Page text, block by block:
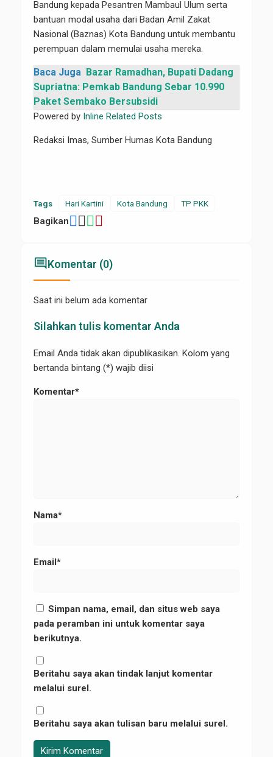
Bandung kepada Pesantren Mambaul Ulum serta
bantuan modal usaha dari Badan Amil Zakat
Nasional (Baznas) Kota Bandung untuk membantu
perempuan dalam memulai usaha mereka.
Baca Juga Bazar Ramadhan, Bupati Dadang
Supriatna: Pemkab Bandung Sebar 10.990
Paket Sembako Bersubsidi
Powered by Inline Related Posts
Redaksi Imas, Sumber Humas Kota Bandung
Tags Hari Kartini Kota Bandung TP PKK
Bagikan
commentKomentar (0)
Saat ini belum ada komentar
Silahkan tulis komentar Anda
Email Anda tidak akan dipublikasikan. Kolom yang
bertanda bintang (*) wajib diisi
Komentar*
Nama*
Email*
Simpan nama, email, dan situs web saya
pada peramban ini untuk komentar saya
berikutnya.
Beritahu saya akan tindak lanjut komentar
melalui surel.
Beritahu saya akan tulisan baru melalui surel.